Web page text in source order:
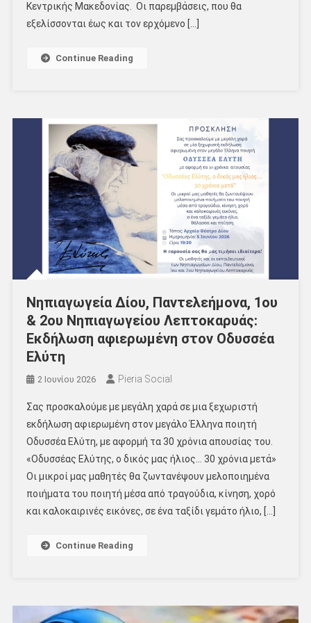
Κεντρικής Μακεδονίας. Οι παρεμβάσεις, που θα
εξελίσσονται έως και τον ερχόμενο […]
Continue Reading
Νηπιαγωγεία Δίου, Παντελεήμονα, 1ου
& 2ου Νηπιαγωγείου Λεπτοκαρυάς:
Εκδήλωση αφιερωμένη στον Οδυσσέα
Ελύτη
2 Ιουνίου 2026 Pieria Social
Σας προσκαλούμε με μεγάλη χαρά σε μια ξεχωριστή
εκδήλωση αφιερωμένη στον μεγάλο Έλληνα ποιητή
Οδυσσέα Ελύτη, με αφορμή τα 30 χρόνια απουσίας του.
«Οδυσσέας Ελύτης, ο δικός μας ήλιος… 30 χρόνια μετά»
Οι μικροί μας μαθητές θα ζωντανέψουν μελοποιημένα
ποιήματα του ποιητή μέσα από τραγούδια, κίνηση, χορό
και καλοκαιρινές εικόνες, σε ένα ταξίδι γεμάτο ήλιο, […]
Continue Reading